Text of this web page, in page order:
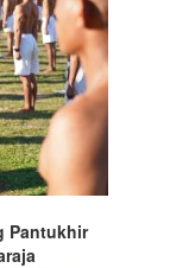
Pantukhir